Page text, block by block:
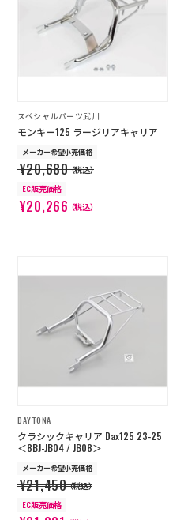
スペシャルパーツ武川
モンキー125 ラージリアキャリア
メーカー希望小売価格
¥20,680（税込）
EC販売価格
¥20,266（税込）
DAYTONA
クラシックキャリア Dax125 23-25
＜8BJ-JB04 / JB08＞
メーカー希望小売価格
¥21,450（税込）
EC販売価格